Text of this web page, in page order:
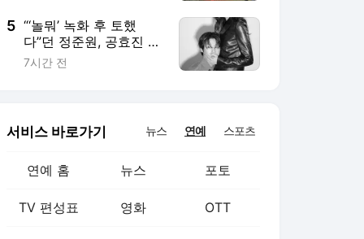
장]
5 “‘놀뭐’ 녹화 후 토했
다”던 정준원, 공효진 품
에 포옥 안겨 파격 포즈
7시간 전
서비스 바로가기 뉴스 연예 스포츠
연예 홈 뉴스 포토
TV 편성표 영화 OTT